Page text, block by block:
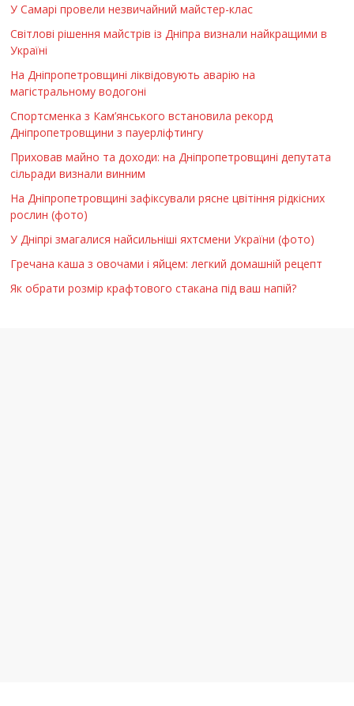
У Самарі провели незвичайний майстер-клас
Світлові рішення майстрів із Дніпра визнали найкращими в
Україні
На Дніпропетровщині ліквідовують аварію на
магістральному водогоні
Спортсменка з Кам’янського встановила рекорд
Дніпропетровщини з пауерліфтингу
Приховав майно та доходи: на Дніпропетровщині депутата
сільради визнали винним
На Дніпропетровщині зафіксували рясне цвітіння рідкісних
рослин (фото)
У Дніпрі змагалися найсильніші яхтсмени України (фото)
Гречана каша з овочами і яйцем: легкий домашній рецепт
Як обрати розмір крафтового стакана під ваш напій?